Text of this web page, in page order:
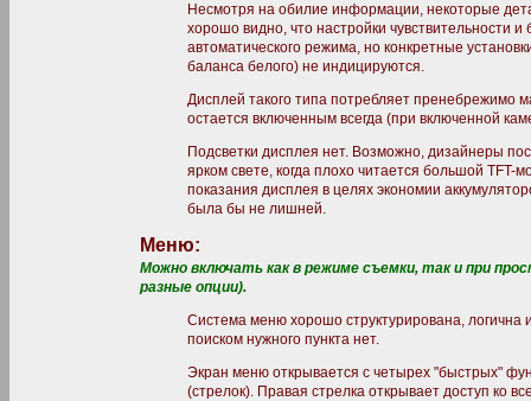
Несмотря на обилие информации, некоторые
хорошо видно, что настройки чувствительности
автоматического режима, но конкретные
баланса белого) не индицируются.
Дисплей такого типа потребляет пренебрежимо
остается включенным всегда (при включенной
Подсветки дисплея нет. Возможно, дизайнеры
ярком свете, когда плохо читается большой
показания дисплея в целях экономии
была бы не лишней.
Меню:
Можно включать как в режиме съемки, так и при
разные опции).
Система меню хорошо структурирована, логична
поиском нужного пункта нет.
Экран меню открывается с четырех "быстрых"
(стрелок). Правая стрелка открывает доступ ко